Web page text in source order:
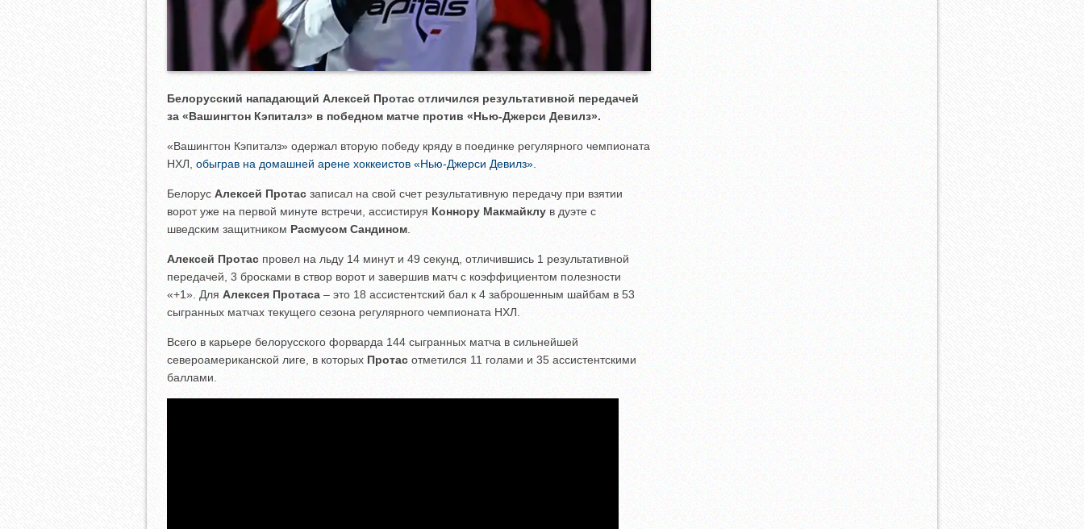
Белорусский нападающий Алексей Протас отличился результативной передачей
за «Вашингтон Кэпиталз» в победном матче против «Нью-Джерси Девилз».
«Вашингтон Кэпиталз» одержал вторую победу кряду в поединке регулярного чемпионата
НХЛ, обыграв на домашней арене хоккеистов «Нью-Джерси Девилз»
Белорус Алексей Протас записал на свой счет результативную передачу при взятии
ворот уже на первой минуте встречи, ассистируя Коннору Макмайклу в дуэте с
шведским защитником Расмусом Сандином
Алексей Протас провел на льду 14 минут и 49 секунд, отличившись 1 результативной
передачей, 3 бросками в створ ворот и завершив матч с коэффициентом полезности
«+1». Для Алексея Протаса – это 18 ассистентский бал к 4 заброшенным шайбам в 53
сыгранных матчах текущего сезона регулярного чемпионата НХЛ.
Всего в карьере белорусского форварда 144 сыгранных матча в сильнейшей
североамериканской лиге, в которых Протас отметился 11 голами и 35 ассистентскими
баллами.